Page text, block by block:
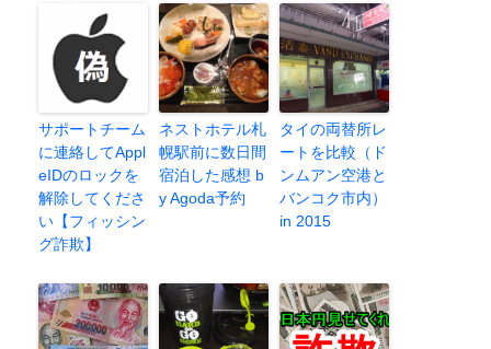
サポートチーム
に連絡してAppl
eIDのロックを
解除してくださ
い【フィッシン
グ詐欺】
ネストホテル札
幌駅前に数日間
宿泊した感想 b
y Agoda予約
タイの両替所レ
ートを比較（ド
ンムアン空港と
バンコク市内）
in 2015